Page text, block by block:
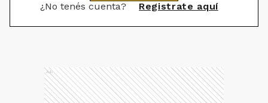
¿No tenés cuenta? Registrate aquí
Ads